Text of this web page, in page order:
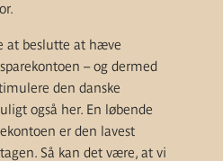
at beslutte at hæve
– og dermed
den danske
også her. En løbende
er den lavest
Så kan det være, at vi